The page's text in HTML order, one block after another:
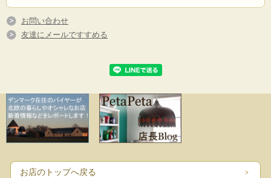
お問い合わせ
友達にメールですすめる
お店のトップへ戻る